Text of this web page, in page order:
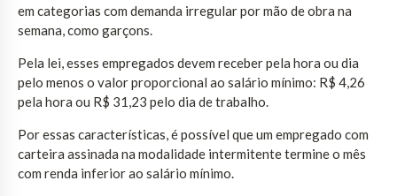
em categorias com demanda irregular por mão de obra na
semana, como garçons.
Pela lei, esses empregados devem receber pela hora ou dia
pelo menos o valor proporcional ao salário mínimo: R$ 4,26
pela hora ou R$ 31,23 pelo dia de trabalho.
Por essas características, é possível que um empregado com
carteira assinada na modalidade intermitente termine o mês
com renda inferior ao salário mínimo.